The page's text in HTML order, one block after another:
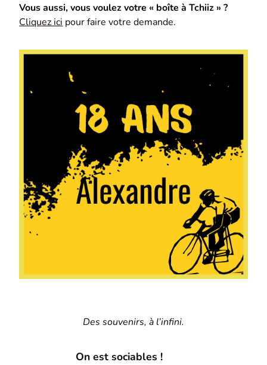
Vous aussi, vous voulez votre « boîte à Tchiiz » ?
Cliquez ici pour faire votre demande.
Des souvenirs, à l’infini.
On est sociables !